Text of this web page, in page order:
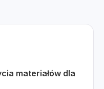
materiałów dla